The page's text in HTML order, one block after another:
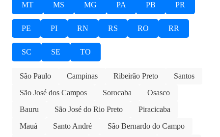
MT MS MG PA PB PR
PE PI RN RS RO RR
SC SE TO
São Paulo Campinas Ribeirão Preto
Santos
São José dos Campos
Sorocaba
Osasco
Bauru
São José do Rio Preto
Piracicaba
Mauá
Santo André
São Bernardo do Campo